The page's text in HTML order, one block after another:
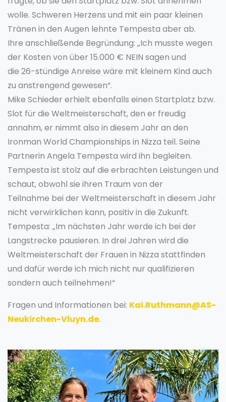
wolle. Schweren Herzens und mit ein paar kleinen
Tränen in den Augen lehnte Tempesta aber ab.
Ihre anschließende Begründung: „Ich musste wegen
der Kosten von über 15.000 € NEIN sagen und
die 26-stündige Anreise wäre mit kleinem Kind auch
zu anstrengend gewesen“.
Mike Schieder erhielt ebenfalls einen Startplatz bzw.
Slot für die Weltmeisterschaft, den er freudig
annahm, er nimmt also in diesem Jahr an den
Ironman World Championships in Nizza teil. Seine
Partnerin Angela Tempesta wird ihn begleiten.
Tempesta ist stolz auf die erbrachten Leistungen und
schaut, obwohl sie ihren Traum von der
Teilnahme bei der Weltmeisterschaft in diesem Jahr
nicht verwirklichen kann, positiv in die Zukunft.
Tempesta: „Im nächsten Jahr werde ich bei der
Langstrecke pausieren. In drei Jahren wird die
Weltmeisterschaft der Frauen in Nizza stattfinden
und dafür werde ich mich nicht nur qualifizieren
sondern auch teilnehmen!“
Fragen und Informationen bei: Kai.Ruthmann@AS-
Neukirchen-Vluyn.de.